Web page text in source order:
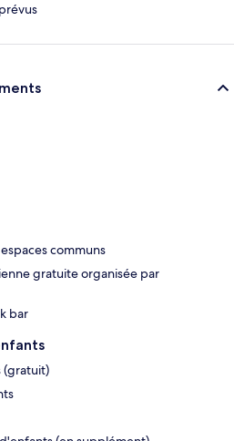
communs
gratuite organisée par
bar
(gratuit)